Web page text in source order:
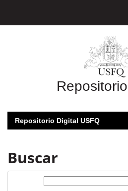
Repositorio
Repositorio Digital USFQ
Buscar